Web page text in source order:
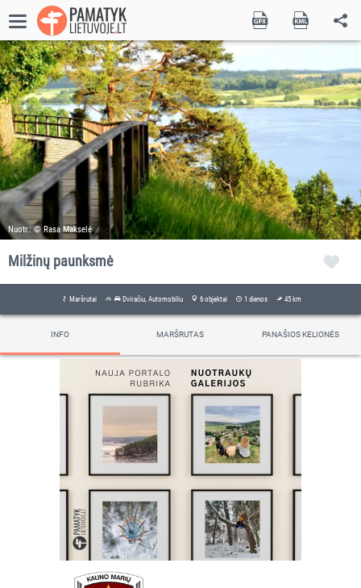
Nuotr.: © Rasa Makselė
Milžinų paunksmė
Maršrutai Dviračiu, Automobiliu 6 objektai 1 dienos 45 km
INFO MARŠRUTAS PANAŠIOS KELIONĖS